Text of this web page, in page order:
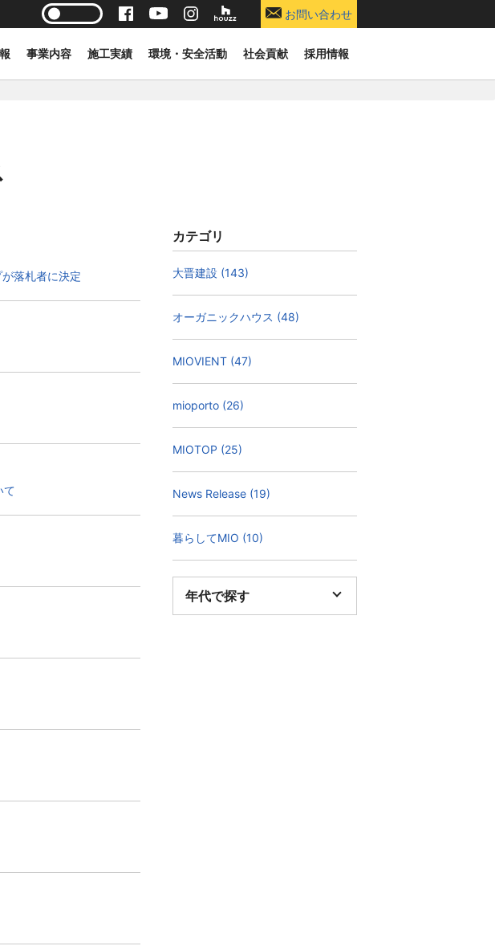
お問い合わせ
事業内容 施工実績 環境・安全活動 社会貢献 採用情報
落札者に決定
て
カテゴリ
大晋建設 (143)
オーガニックハウス (48)
MIOVIENT (47)
mioporto (26)
MIOTOP (25)
News Release (19)
暮らしてMIO (10)
年代で探す